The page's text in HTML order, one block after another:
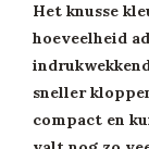
Het knusse
hoeveelheid
sneller
compact en